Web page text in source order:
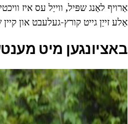
אַרויף לאַנג שפּיל, ווייַל עס איז
אַלע זייַן גייט קורץ-געלעבט און קיין
באציונגען מיט